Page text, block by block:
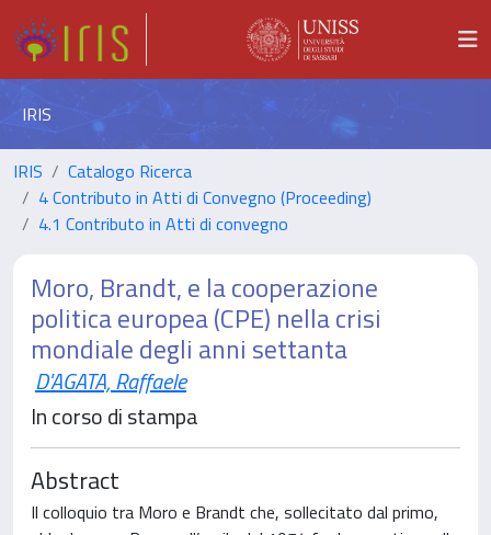
IRIS
IRIS
Catalogo Ricerca
4 Contributo in Atti di Convegno (Proceeding)
4.1 Contributo in Atti di convegno
Moro, Brandt, e la cooperazione
politica europea (CPE) nella crisi
mondiale degli anni settanta
D'AGATA, Raffaele
In corso di stampa
Abstract
Il colloquio tra Moro e Brandt che, sollecitato dal primo,